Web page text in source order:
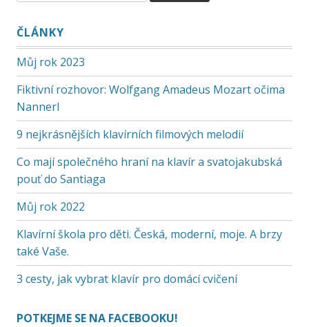
ČLÁNKY
Můj rok 2023
Fiktivní rozhovor: Wolfgang Amadeus Mozart očima
Nannerl
9 nejkrásnějších klavírních filmových melodií
Co mají společného hraní na klavír a svatojakubská
pouť do Santiaga
Můj rok 2022
Klavírní škola pro děti. Česká, moderní, moje. A brzy
také Vaše.
3 cesty, jak vybrat klavír pro domácí cvičení
POTKEJME SE NA FACEBOOKU!